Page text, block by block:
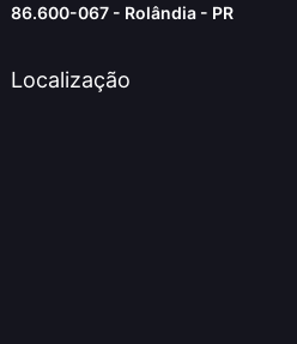
86.600-067 - Rolândia - PR
Localização